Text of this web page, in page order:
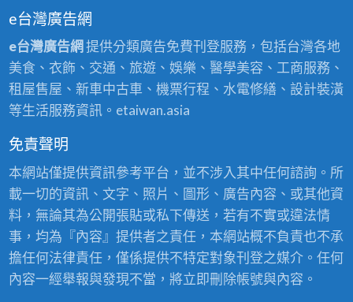
刷,
新
竹
油
漆
價
格,
新
竹
市
油
漆,
新
竹
e台灣廣告網
e台灣廣告網 提供分類廣告免費刊登服務，包括台灣各地
美食、衣飾、交通、旅遊、娛樂、醫學美容、工商服務、
租屋售屋、新車中古車、機票行程、水電修繕、設計裝潢
等生活服務資訊。etaiwan.asia
免責聲明
本網站僅提供資訊參考平台，並不涉入其中任何諮詢。所
載一切的資訊、文字、照片、圖形、廣告內容、或其他資
料，無論其為公開張貼或私下傳送，若有不實或違法情
事，均為『內容』提供者之責任，本網站概不負責也不承
擔任何法律責任，僅係提供不特定對象刊登之媒介。任何
內容一經舉報與發現不當，將立即刪除帳號與內容。